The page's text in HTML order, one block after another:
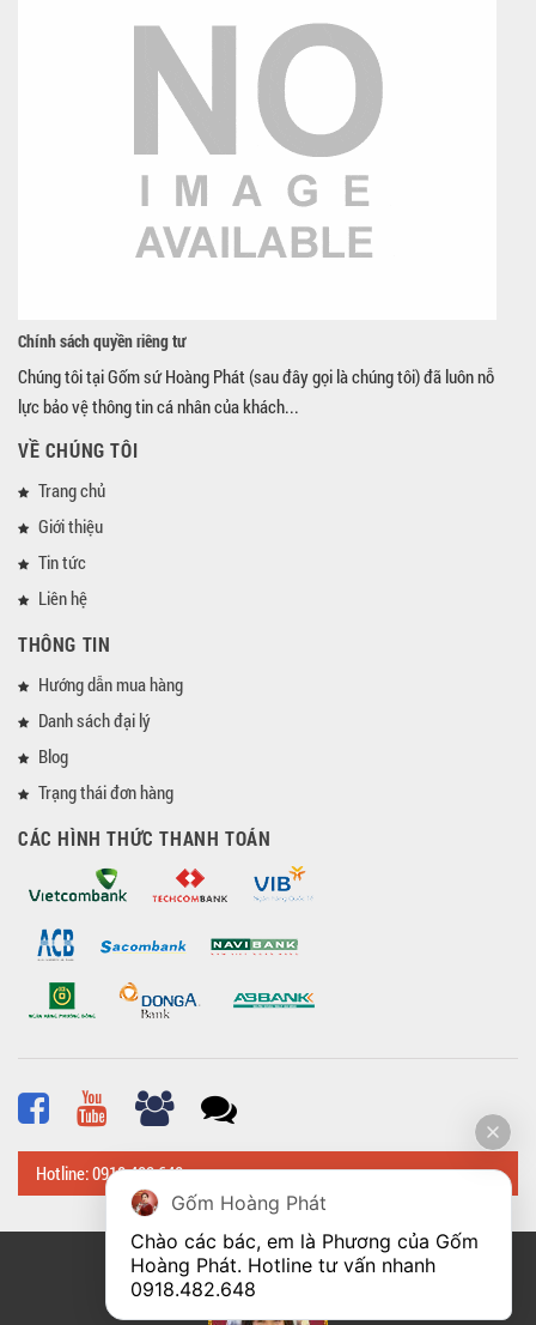
Chính sách quyền riêng tư
Chúng tôi tại Gốm sứ Hoàng Phát (sau đây gọi là chúng tôi) đã luôn nỗ
lực bảo vệ thông tin cá nhân của khách...
VỀ CHÚNG TÔI
Trang chủ
Giới thiệu
Tin tức
Liên hệ
THÔNG TIN
Hướng dẫn mua hàng
Danh sách đại lý
Blog
Trạng thái đơn hàng
CÁC HÌNH THỨC THANH TOÁN
Hotline: 0918 482 648
© Bản quyền thuộc vềHoangphatbattrang.vn
Gốm Hoàng Phát
Chào các bác, em là Phương của Gốm
0918.482.648